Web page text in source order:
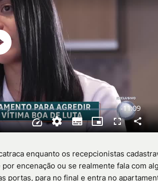
enquanto os recepcionistas
encenação ou se realmente fala com
portas, para no final e entra no